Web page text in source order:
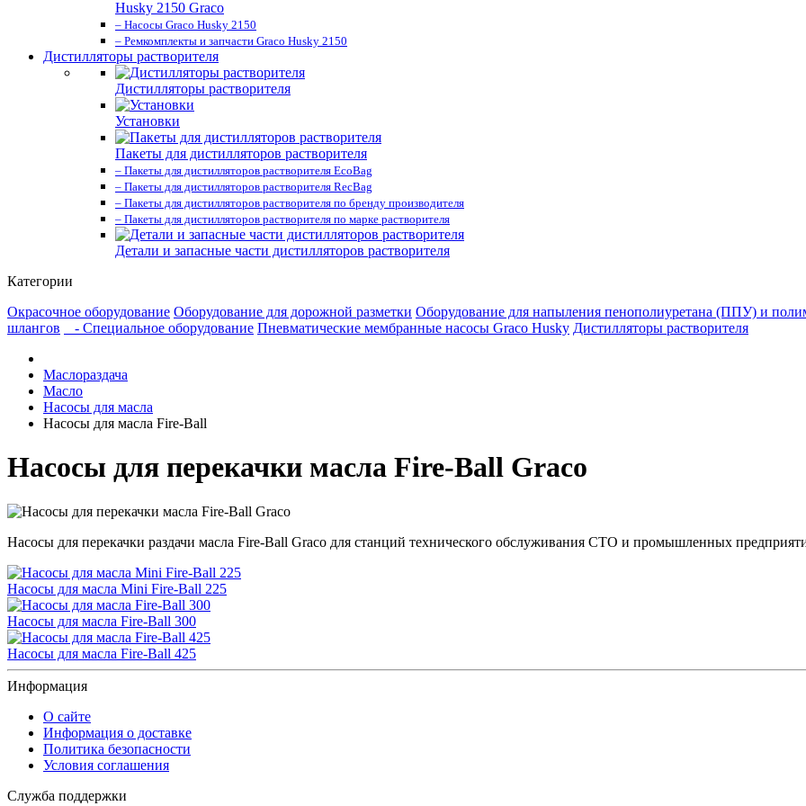
Husky 2150 Graco
– Насосы Graco Husky 2150
– Ремкомплекты и запчасти Graco Husky 2150
Дистилляторы растворителя
Дистилляторы растворителя
Установки
Пакеты для дистилляторов растворителя
– Пакеты для дистилляторов растворителя EcoBag
– Пакеты для дистилляторов растворителя RecBag
– Пакеты для дистилляторов растворителя по бренду производителя
– Пакеты для дистилляторов растворителя по марке растворителя
Детали и запасные части дистилляторов растворителя
Категории
Окрасочное оборудование Оборудование для дорожной разметки Оборудование для напыления пенополиуретана (ППУ) и
шлангов
- Специальное оборудование Пневматические мембранные насосы Graco Husky Дистилляторы растворителя
Маслораздача
Масло
Насосы для масла
Насосы для масла Fire-Ball
Насосы для перекачки масла Fire-Ball Graco
Насосы для перекачки раздачи масла Fire-Ball Graco для станций технического обслуживания СТО и промышленных
Насосы для масла Mini Fire-Ball 225
Насосы для масла Fire-Ball 300
Насосы для масла Fire-Ball 425
Информация
О сайте
Информация о доставке
Политика безопасности
Условия соглашения
Служба поддержки